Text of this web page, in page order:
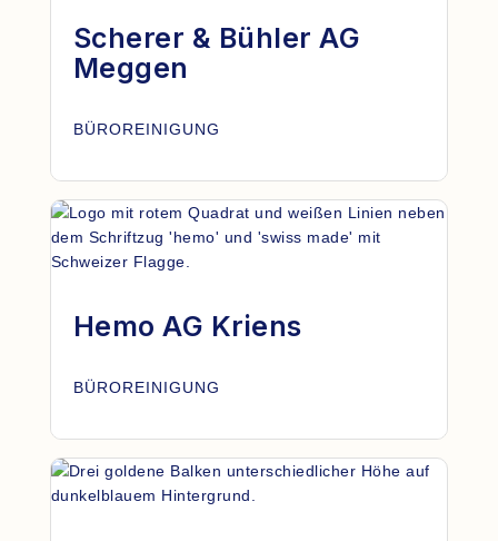
Scherer & Bühler AG
Meggen
BÜROREINIGUNG
Hemo AG Kriens
BÜROREINIGUNG